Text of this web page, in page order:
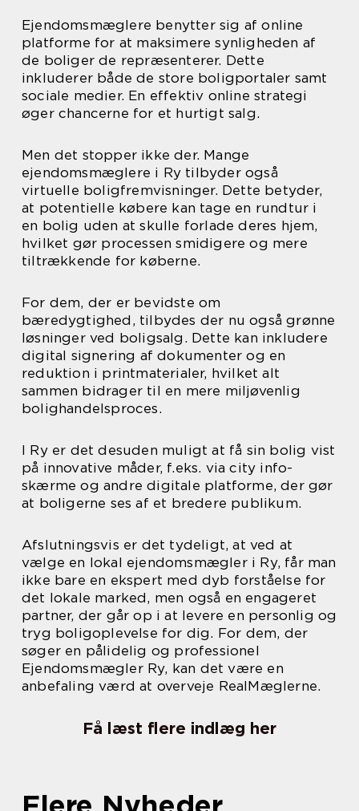
Ejendomsmæglere benytter sig af online
platforme for at maksimere synligheden af
de boliger de repræsenterer. Dette
inkluderer både de store boligportaler samt
sociale medier. En effektiv online strategi
øger chancerne for et hurtigt salg.
Men det stopper ikke der. Mange
ejendomsmæglere i Ry tilbyder også
virtuelle boligfremvisninger. Dette betyder,
at potentielle købere kan tage en rundtur i
en bolig uden at skulle forlade deres hjem,
hvilket gør processen smidigere og mere
tiltrækkende for køberne.
For dem, der er bevidste om
bæredygtighed, tilbydes der nu også grønne
løsninger ved boligsalg. Dette kan inkludere
digital signering af dokumenter og en
reduktion i printmaterialer, hvilket alt
sammen bidrager til en mere miljøvenlig
bolighandelsproces.
I Ry er det desuden muligt at få sin bolig vist
på innovative måder, f.eks. via city info-
skærme og andre digitale platforme, der gør
at boligerne ses af et bredere publikum.
Afslutningsvis er det tydeligt, at ved at
vælge en lokal ejendomsmægler i Ry, får man
ikke bare en ekspert med dyb forståelse for
det lokale marked, men også en engageret
partner, der går op i at levere en personlig og
tryg boligoplevelse for dig. For dem, der
søger en pålidelig og professionel
Ejendomsmægler Ry, kan det være en
anbefaling værd at overveje RealMæglerne.
Få læst flere indlæg her